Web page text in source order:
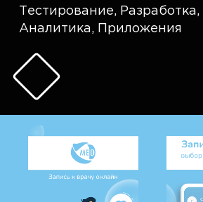
Тестирование, Разработка,
Аналитика, Приложения